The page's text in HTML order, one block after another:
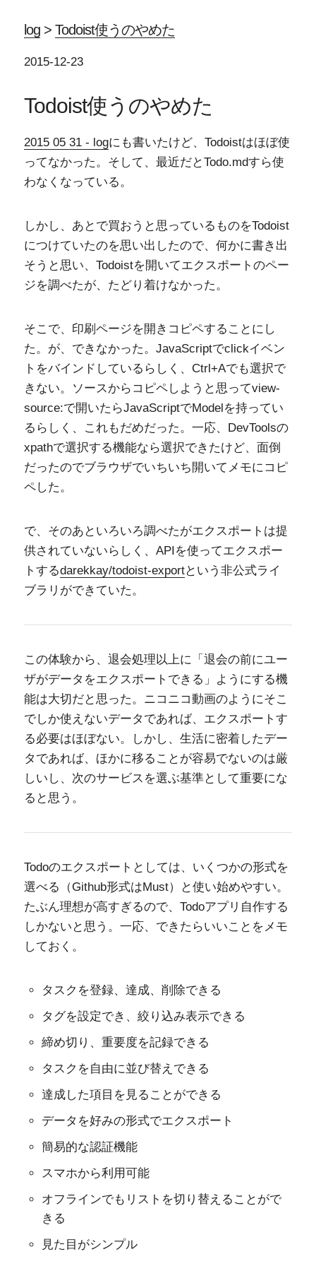
log> Todoist使うのやめた
2015-12-23
Todoist使うのやめた
2015 05 31 - logにも書いたけど、Todoistはほぼ使
ってなかった。そして、最近だとTodo.mdすら使
わなくなっている。
しかし、あとで買おうと思っているものをTodoist
につけていたのを思い出したので、何かに書き出
そうと思い、Todoistを開いてエクスポートのペー
ジを調べたが、たどり着けなかった。
そこで、印刷ページを開きコピペすることにし
た。が、できなかった。JavaScriptでclickイベン
トをバインドしているらしく、Ctrl+Aでも選択で
きない。ソースからコピペしようと思ってview-
source:で開いたらJavaScriptでModelを持ってい
るらしく、これもだめだった。一応、DevToolsの
xpathで選択する機能なら選択できたけど、面倒
だったのでブラウザでいちいち開いてメモにコピ
ペした。
で、そのあといろいろ調べたがエクスポートは提
供されていないらしく、APIを使ってエクスポー
トするdarekkay/todoist-exportという非公式ライ
ブラリができていた。
この体験から、退会処理以上に「退会の前にユー
ザがデータをエクスポートできる」ようにする機
能は大切だと思った。ニコニコ動画のようにそこ
でしか使えないデータであれば、エクスポートす
る必要はほぼない。しかし、生活に密着したデー
タであれば、ほかに移ることが容易でないのは厳
しいし、次のサービスを選ぶ基準として重要にな
ると思う。
Todoのエクスポートとしては、いくつかの形式を
選べる（Github形式はMust）と使い始めやすい。
たぶん理想が高すぎるので、Todoアプリ自作する
しかないと思う。一応、できたらいいことをメモ
しておく。
タスクを登録、達成、削除できる
タグを設定でき、絞り込み表示できる
締め切り、重要度を記録できる
タスクを自由に並び替えできる
達成した項目を見ることができる
データを好みの形式でエクスポート
簡易的な認証機能
スマホから利用可能
オフラインでもリストを切り替えることがで
きる
見た目がシンプル